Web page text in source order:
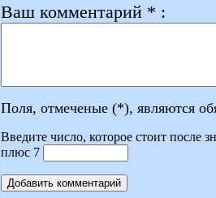
Ваш комментарий * :
Поля, отмеченые (*), являются
Введите число, которое стоит после
плюс 7